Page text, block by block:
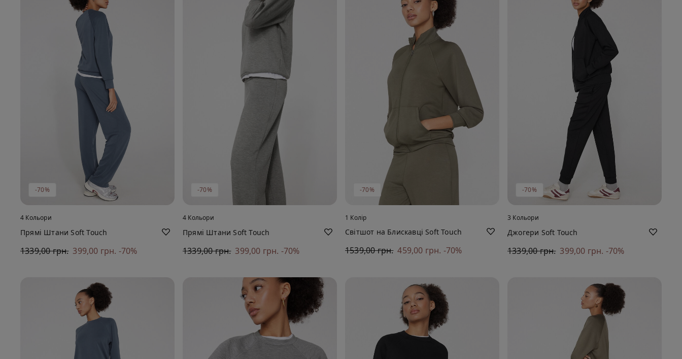
-70%
4 Кольори
Прямі Штани Soft Touch
1339,00 грн. 399,00 грн. -70%
-70%
4 Кольори
Прямі Штани Soft Touch
1339,00 грн. 399,00 грн. -70%
-70%
1 Колір
Світшот на Блискавці Soft Touch
1539,00 грн. 459,00 грн. -70%
-70%
3 Кольори
Джогери Soft Touch
1339,00 грн. 399,00 грн. -70%